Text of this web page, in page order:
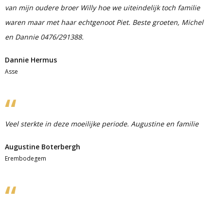
van mijn oudere broer Willy hoe we uiteindelijk toch familie
waren maar met haar echtgenoot Piet. Beste groeten, Michel
en Dannie 0476/291388.
Dannie Hermus
Asse
Veel sterkte in deze moeilijke periode. Augustine en familie
Augustine Boterbergh
Erembodegem